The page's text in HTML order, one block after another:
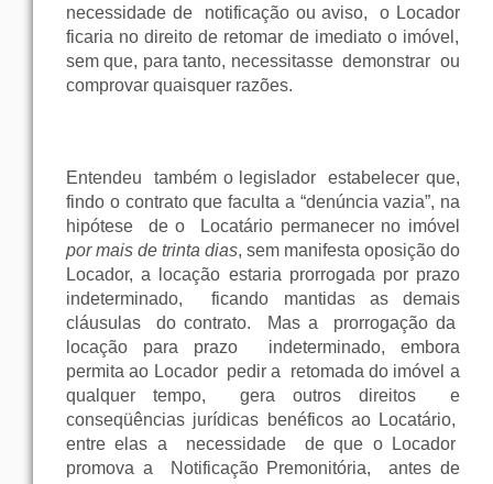
necessidade de notificação ou aviso, o Locador
ficaria nodireito de retomar de imediatoo imóvel ,
sem que, para tanto, necessitasse demonstrar ou
comprovar quaisquer razões.
Entendeu também o legislador estabelecer que,
findo o contrato que faculta a “denúncia vazia”, na
hipótese
de o Locatário permanecerno imóvel
por mais de trinta dias, sem manifesta oposição do
Locador, a locação estaria prorrogada por prazo
indeterminado, ficando mantidas asdemais
cláusulas
docontrato. Masa
prorrogação da
locação
para prazo indeterminado, embora
permita ao Locador pedir a retomada do imóvel a
qualquer
tempo, gera outros direitos
e
conseqüências jurídicas benéficosao Locatário,
entre elas a necessidade deque o
Locador
promova a
Notificação Premonitória, antes de